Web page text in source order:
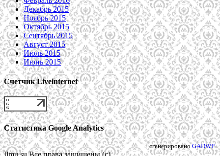
Декабрь 2015
Ноябрь 2015
Октябрь 2015
Сентябрь 2015
Август 2015
Июль 2015
Июнь 2015
Счетчик Liveinternet
Статистика Google Analytics
сгенерировано GADWP